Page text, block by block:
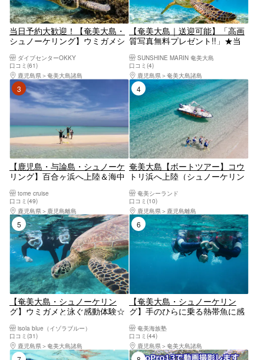
当日予約大歓迎！【奄美大島・
シュノーケリング】ウミガメシ
中動画無料プレゼント!!遭遇率
99.9%！グループ・おひとり様
O.K！
ダイブセンターOKKY
口コミ(61)
鹿児島県
奄美大島諸島
【奄美大島｜送迎可能】「高画
質写真無料プレゼント!!」★当
透明度抜群ウミガメ探しのシュ
ノーケリング！！
SUNSHINE MARIN 奄美大島
口コミ(4)
鹿児島県
奄美大島諸島
3位
【鹿児島・与論島・シュノーケ
リング】百合ヶ浜へ上陸＆海中
tome cruise
口コミ(49)
鹿児島県
鹿児島離島
4位
奄美大島【ボートツアー】コウ
トリ浜へ上陸（シュノーケリン
付）当日予約可能！ドローン空
撮、GoPro動画で撮影する写真
の無料プレゼントあり（120
分）※お一人様も可能
奄美シーランド
口コミ(10)
鹿児島県
鹿児島離島
5位
【奄美大島・シュノーケリン
グ】ウミガメと泳ぐ感動体験☆
Fプラン》カップル・ファミリ
ーにおすすめ
isola blue（イゾラブルー）
口コミ(31)
鹿児島県
奄美大島諸島
6位
【奄美大島・シュノーケリン
グ】手のひらに乗る熱帯魚に感
＆ボートツアー
奄美海族塾
口コミ(44)
鹿児島県
奄美大島諸島